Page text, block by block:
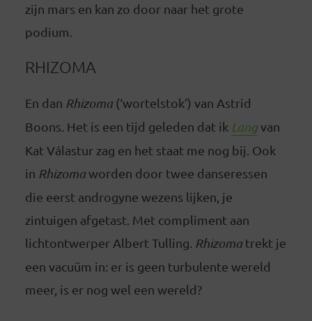
zijn mars en kan zo door naar het grote
podium.
RHIZOMA
En dan Rhizoma(‘wortelstok’) van Astrid
Boons. Het is een tijd geleden dat ik Langvan
Kat Válastur zag en het staat me nog bij. Ook
in Rhizomaworden door twee danseressen
die eerst androgyne wezens lijken, je
zintuigen afgetast. Met compliment aan
lichtontwerper Albert Tulling. Rhizomatrekt je
een vacuüm in: er is geen turbulente wereld
meer, is er nog wel een wereld?